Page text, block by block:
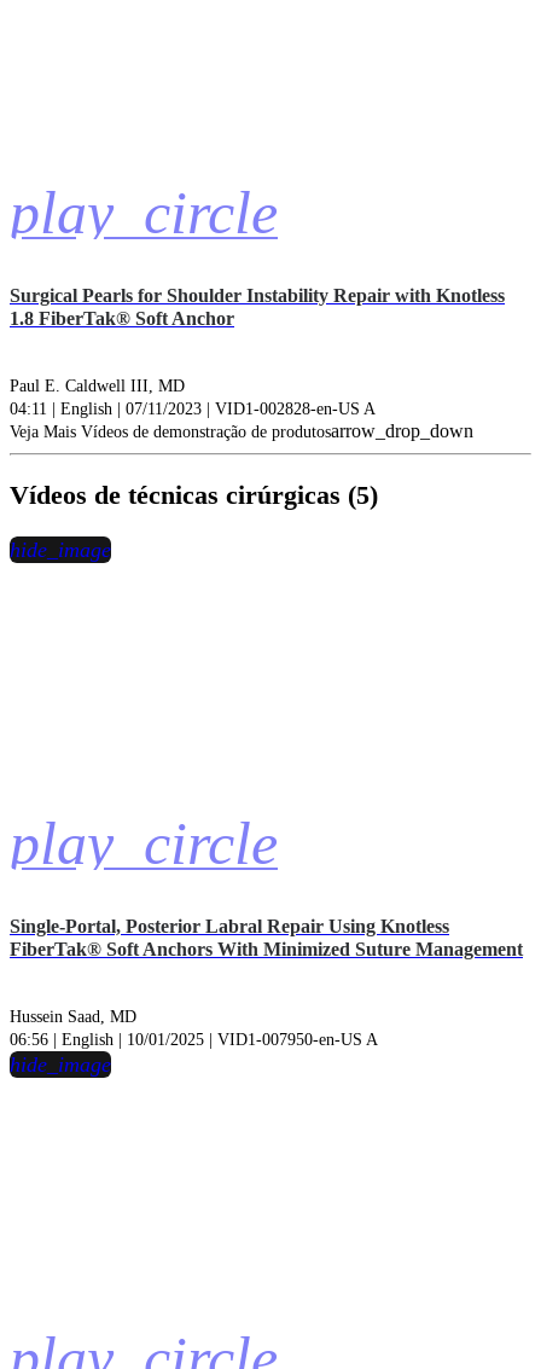
play_circle
Surgical Pearls for Shoulder Instability Repair with Knotless
1.8 FiberTak® Soft Anchor
Paul E. Caldwell III, MD
04:11 | English | 07/11/2023 | VID1-002828-en-US A
Veja Mais Vídeos de demonstração de produtosarrow_drop_down
Vídeos de técnicas cirúrgicas (5)
play_circle
hide_image
Single-Portal, Posterior Labral Repair Using Knotless
FiberTak® Soft Anchors With Minimized Suture Management
Hussein Saad, MD
06:56 | English | 10/01/2025 | VID1-007950-en-US A
hide_image